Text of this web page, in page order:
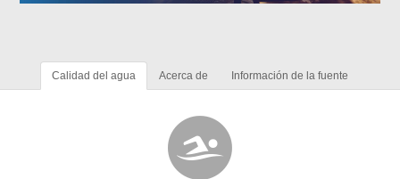
Calidad del agua Acerca de Información de la fuente